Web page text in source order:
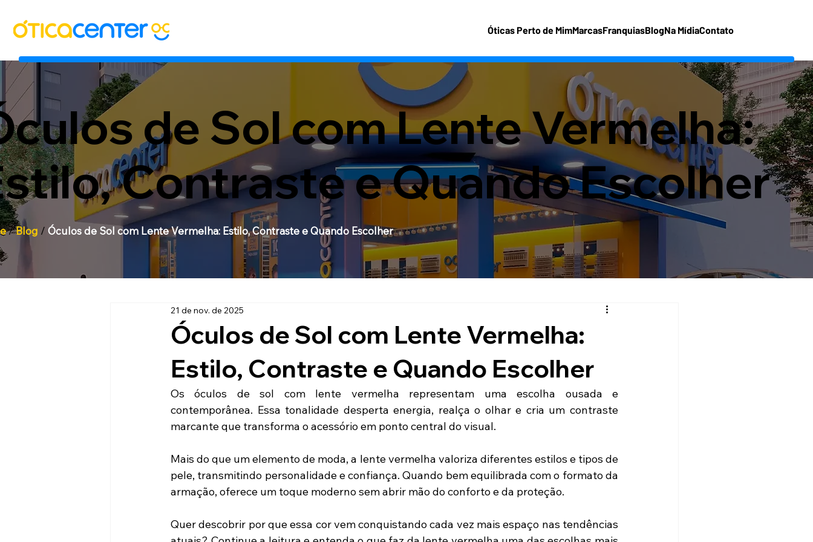
Óticas Perto de MimMarcasFranquiasBlogNa MídiaContato
de Sol com Lente Vermelha:
Contraste e Quando Escolher
/Blog /Óculos de Sol com Lente Vermelha: Estilo, Contraste e Quando Escolher
Óculos de Sol com Lente Vermelha:
Estilo, Contraste e Quando Escolher
21 de nov. de 2025
Os óculos de sol com lente vermelha representam uma escolha ousada e
contemporânea. Essa tonalidade desperta energia, realça o olhar e cria um contraste
marcante que transforma o acessório em ponto central do visual.
Mais do que um elemento de moda, a lente vermelha valoriza diferentes estilos e tipos de
pele, transmitindo personalidade e confiança. Quando bem equilibrada com o formato da
armação, oferece um toque moderno sem abrir mão do conforto e da proteção.
Quer descobrir por que essa cor vem conquistando cada vez mais espaço nas tendências